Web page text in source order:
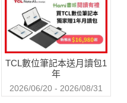
TCL數位筆記本送月讀包1
年
2026/06/20 - 2026/08/31